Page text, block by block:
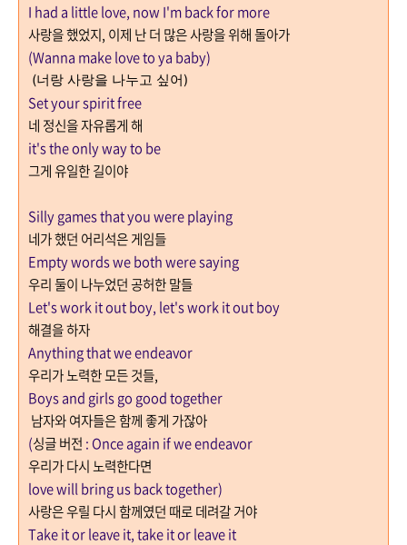
I had a little love, now I'm back for more
사랑을 했었지, 이제 난 더 많은 사랑을 위해 돌아가
(Wanna make love to ya baby)
(너랑 사랑을 나누고 싶어)
Set your spirit free
네 정신을 자유롭게 해
it's the only way to be
그게 유일한 길이야
Silly games that you were playing
네가 했던 어리석은 게임들
Empty words we both were saying
우리 둘이 나누었던 공허한 말들
Let's work it out boy, let's work it out boy
해결을 하자
Anything that we endeavor
우리가 노력한 모든 것들,
Boys and girls go good together
남자와 여자들은 함께 좋게 가잖아
(싱글 버전 : Once again if we endeavor
우리가 다시 노력한다면
love will bring us back together)
사랑은 우릴 다시 함께였던 때로 데려갈 거야
Take it or leave it, take it or leave it